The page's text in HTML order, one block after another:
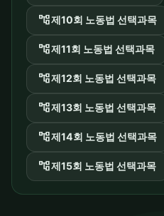
account_tree제10회 노동법 선택과목
account_tree제11회 노동법 선택과목
account_tree제12회 노동법 선택과목
account_tree제13회 노동법 선택과목
account_tree제14회 노동법 선택과목
account_tree제15회 노동법 선택과목